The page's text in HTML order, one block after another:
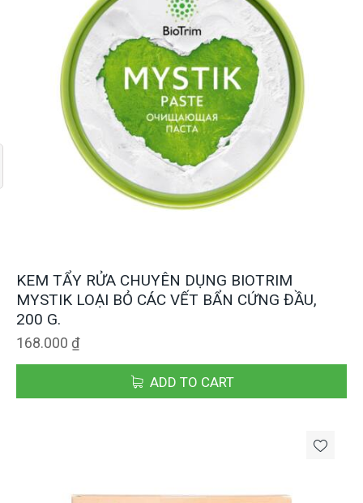
KEM TẨY RỬA CHUYÊN DỤNG BIOTRIM
MYSTIK LOẠI BỎ CÁC VẾT BẨN CỨNG ĐẦU,
200 G.
168.000 ₫
ADD TO CART